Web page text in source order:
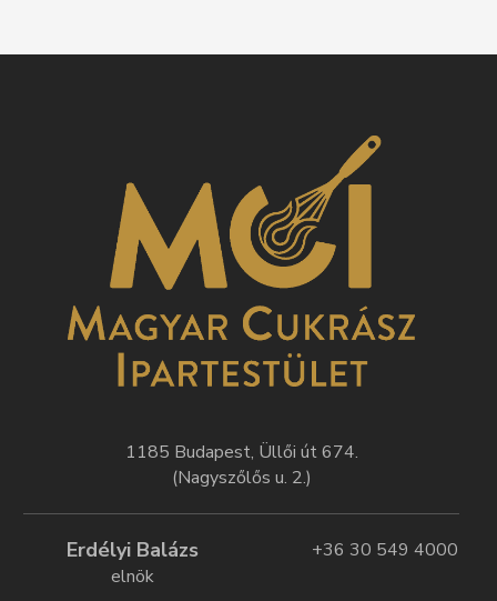
1185 Budapest, Üllői út 674.
(Nagyszőlős u. 2.)
Erdélyi Balázs
elnök
+36 30 549 4000